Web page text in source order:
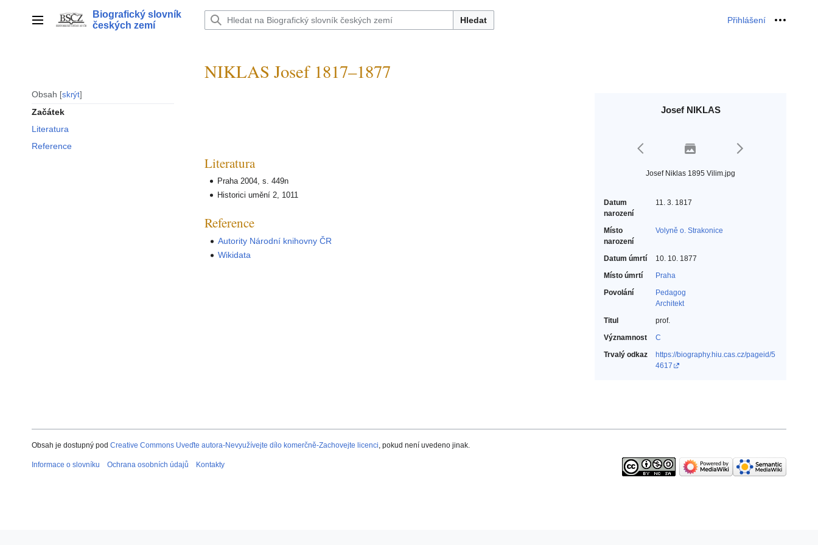
Hlavní menu
Biografický slovník
českých zemí
Hledat Přihlášení Osobní
Obsah skrýt
Začátek
Literatura
Reference
NIKLAS Josef 1817–1877
Josef NIKLAS
Josef Niklas 1895 Vilim.jpg
Datum
narození
11. 3. 1817
Místo
narození
Volyně o. Strakonice
Datum úmrtí
10. 10. 1877
Místo úmrtí
Praha
Povolání
Pedagog‎
Architekt‎
Titul
prof.
Významnost
C
Trvalý odkaz
https://biography.hiu.cas.cz/pageid/5
4617
Literatura
Praha 2004, s. 449n
Historici umění 2, 1011
Reference
Autority Národní knihovny ČR
Wikidata
Obsah je dostupný pod Creative Commons Uveďte autora-Nevyužívejte dílo komerčně-Zachovejte licenci, pokud není uvedeno jinak.
Informace o slovníku Ochrana osobních údajů Kontakty